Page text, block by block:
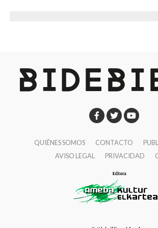
Ibaigane.
10:00 Pasacalles de dulzaineros.
10:30 Campeonato de rana popular
Basauri en la plaza San Fausto. Las
serán entregados in situ.
14:00 Gran comida y fiesta para
amamas en los hogares del jubilado y
fiestas’ de San Fausto.
QUIÉNES SOMOS CONTACTO
AVISO LEGAL
PRIVACIDAD